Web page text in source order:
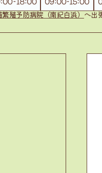
繁殖予防病院（南紀白浜）へ出